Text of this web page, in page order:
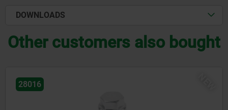
DOWNLOADS
Other customers also bought